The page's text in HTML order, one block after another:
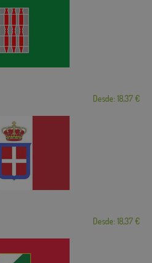
Desde: 18,37 €
Desde: 18,37 €